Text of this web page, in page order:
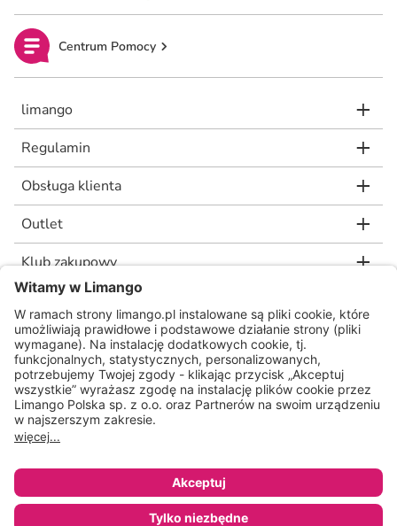
Centrum Pomocy
limango
Regulamin
Obsługa klienta
Outlet
Klub zakupowy
limango.de limango.nl
* Rekomendowana, niewiążąca cena detaliczna producenta, jaką wskazał nam